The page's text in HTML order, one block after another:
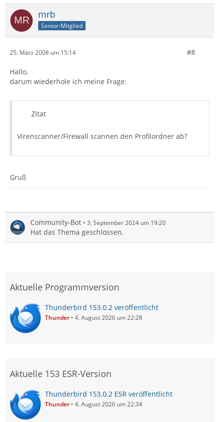
mrb
Senior-Mitglied
25. März 2008 um 15:14 #8
Hallo,
darum wiederhole ich meine Frage:
Zitat
Virenscanner/Firewall scannen den Profilordner ab?
Gruß
Community-Bot 3. September 2024 um 19:20
Hat das Thema geschlossen.
Aktuelle Programmversion
Thunderbird 153.0.2 veröffentlicht
Thunder 4. August 2026 um 22:28
Aktuelle 153 ESR-Version
Thunderbird 153.0.2 ESR veröffentlicht
Thunder 4. August 2026 um 22:34